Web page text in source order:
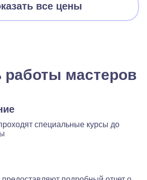
все цены
работы мастеров
специальные курсы до